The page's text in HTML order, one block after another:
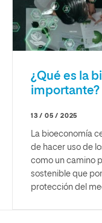
¿Qué es la
importante?
13 / 05 / 2025
La bioeconomía
de hacer uso de
como un camino
sostenible que
protección del